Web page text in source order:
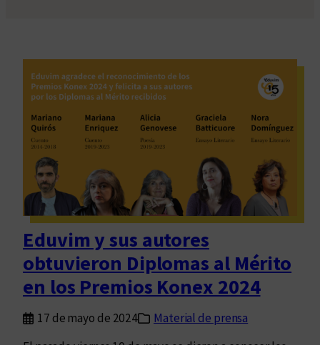
Eduvim y sus autores
obtuvieron Diplomas al Mérito
en los Premios Konex 2024
17 de mayo de 2024
Material de prensa